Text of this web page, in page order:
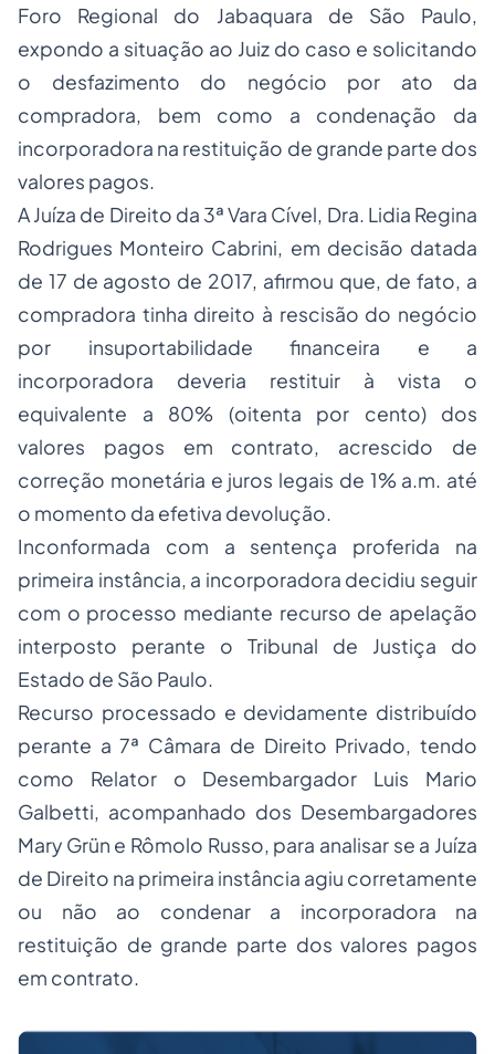
Foro Regional do Jabaquara de São Paulo,
expondo a situação ao Juiz do caso e solicitando
o desfazimento do negócio por ato da
compradora, bem como a condenação da
incorporadora na restituição de grande parte dos
valores pagos.
A Juíza de Direito da 3ª Vara Cível, Dra. Lidia Regina
Rodrigues Monteiro Cabrini, em decisão datada
de 17 de agosto de 2017, afirmou que, de fato, a
compradora tinha direito à rescisão do negócio
por insuportabilidade financeira e a
incorporadora deveria restituir à vista o
equivalente a 80% (oitenta por cento) dos
valores pagos em contrato, acrescido de
correção monetária e juros legais de 1% a.m. até
o momento da efetiva devolução.
Inconformada com a sentença proferida na
primeira instância, a incorporadora decidiu seguir
com o processo mediante recurso de apelação
interposto perante o Tribunal de Justiça do
Estado de São Paulo.
Recurso processado e devidamente distribuído
perante a 7ª Câmara de Direito Privado, tendo
como Relator o Desembargador Luis Mario
Galbetti, acompanhado dos Desembargadores
Mary Grün e Rômolo Russo, para analisar se a Juíza
de Direito na primeira instância agiu corretamente
ou não ao condenar a incorporadora na
restituição de grande parte dos valores pagos
em contrato.